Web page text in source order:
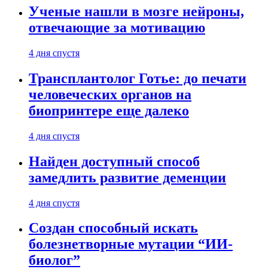
Ученые нашли в мозге нейроны,
отвечающие за мотивацию
4 дня спустя
Трансплантолог Готье: до печати
человеческих органов на
биопринтере еще далеко
4 дня спустя
Найден доступный способ
замедлить развитие деменции
4 дня спустя
Создан способный искать
болезнетворные мутации “ИИ-
биолог”